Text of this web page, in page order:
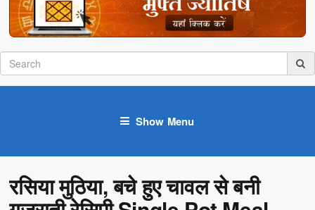
Show Menu
रसिया मुठिया, बचे हुए चावल से बनी